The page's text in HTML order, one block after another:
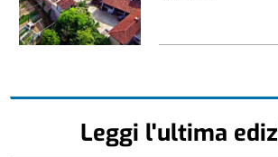
Leggi l'ultima